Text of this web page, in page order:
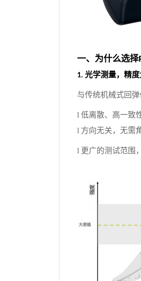
一、为什么选择
1. 光学测量，精
与传统机械式回
l 低离散、高一致
l 方向无关，无需
l 更广的测试范围